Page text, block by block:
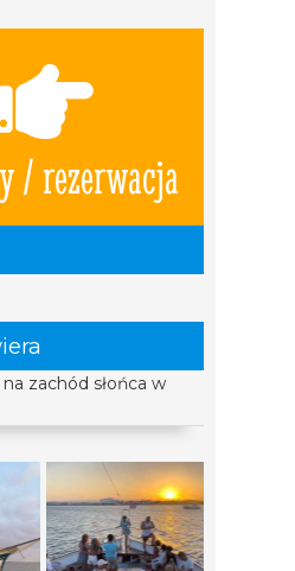
/ rezerwacja
zachód słońca w